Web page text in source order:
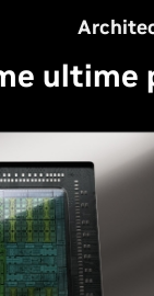
ultime